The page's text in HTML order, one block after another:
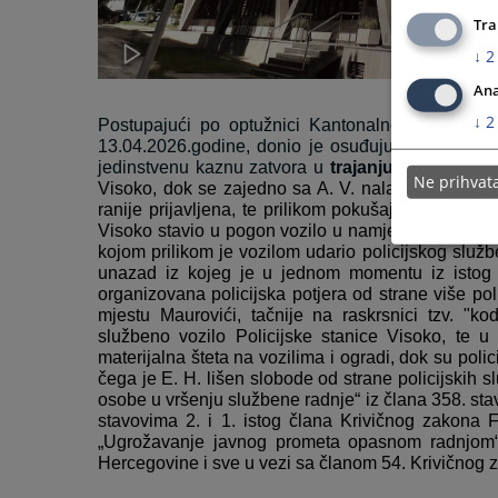
Postupajući po optužnici Kantonalnog
13.04.2026.godine, donio je osuđujuću,
jedinstvenu kaznu zatvora u trajanju od 7
Visoko, dok se zajedno sa A. V. nalazio u
ranije prijavljena, te prilikom pokušaja kontrole i
Visoko stavio u pogon vozilo u namjeri da
kojom prilikom je vozilom udario policijskog
unazad iz kojeg je u jednom momentu iz
organizovana policijska potjera od strane više
mjestu Maurovići, tačnije na raskrsnici tzv.
službeno vozilo Policijske stanice Visoko, te
materijalna šteta na vozilima i ogradi, dok su
čega je E. H. lišen slobode od strane policijskih
osobe u vršenju službene radnje“ iz člana 358.
stavovima 2. i 1. istog člana Krivičnog zakona
„Ugrožavanje javnog prometa opasnom
Hercegovine i sve u vezi sa članom 54. Krivičnog
↓ 2
↓ 2
Ne